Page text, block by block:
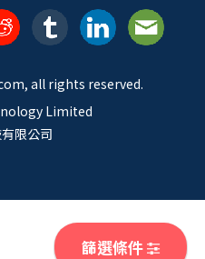
篩選條件
all rights reserved.
Limited
限公司